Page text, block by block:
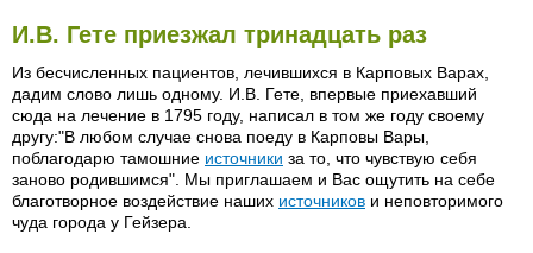
И.В. Гете приезжал тринадцать раз
Из бесчисленных пациентов, лечившихся в Карповых Варах,
дадим слово лишь одному. И.В. Гете, впервые приехавший
сюда на лечение в 1795 году, написал в том же году своему
другу:"В любом случае снова поеду в Карповы Вары,
поблагодарю тамошние источники за то, что чувствую себя
заново родившимся". Мы приглашаем и Вас ощутить на себе
благотворное воздействие наших источников и неповторимого
чуда города у Гейзера.